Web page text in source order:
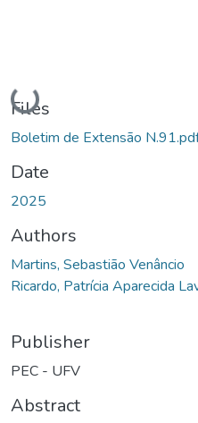
Loading...
Files
Boletim de Extensão
Date
2025
Authors
Martins, Sebastião Venâncio
Ricardo, Patrícia Aparecida
Publisher
PEC - UFV
Abstract